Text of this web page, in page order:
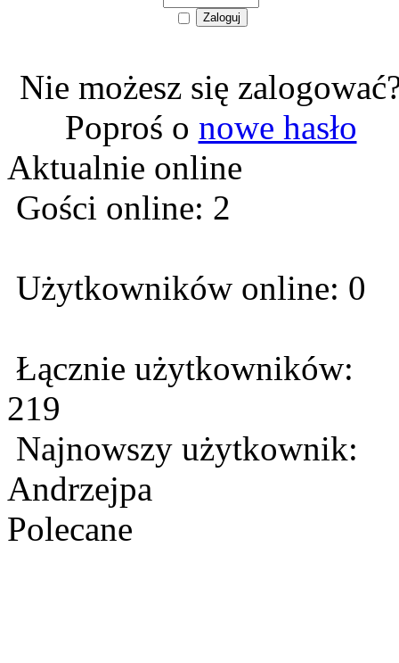
Nie możesz się
Poproś o nowe hasło
Aktualnie online
Gości online: 2
Użytkowników online: 0
Łącznie użytkowników:
219
Najnowszy użytkownik:
Andrzejpa
Polecane